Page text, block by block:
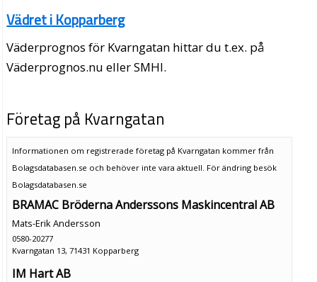
Vädret i Kopparberg
Väderprognos för Kvarngatan hittar du t.ex. på
Väderprognos.nu eller SMHI.
Företag på Kvarngatan
Informationen om registrerade företag på Kvarngatan kommer från
Bolagsdatabasen.se och behöver inte vara aktuell. För ändring besök
Bolagsdatabasen.se
BRAMAC Bröderna Anderssons Maskincentral AB
Mats-Erik Andersson
0580-20277
Kvarngatan 13, 71431 Kopparberg
IM Hart AB